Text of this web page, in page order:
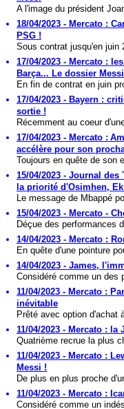
A l'image du président
18/04/2023 - Mercato :
PSG !
Sous contrat jusqu'en juin
17/04/2023 - Mercato :
Barça... Le dossier
En fin de contrat en juin
17/04/2023 - Bayern :
sortie !
Récemment au coeur
17/04/2023 - Mercato :
accélère pour son
Toujours en quête de son
15/04/2023 - Journal
la priorité d'Osimhen,
Le message de Mbappé
15/04/2023 - Mercato -
Déçue des performances
14/04/2023 - Mercato :
En quête d'une pointure
14/04/2023 - James,
Considéré comme un des
11/04/2023 - Mercato :
inévitable
Prêté avec option d'achat
11/04/2023 - Mercato :
Quatrième recrue la plus
11/04/2023 - Mercato :
Messi !
De plus en plus proche
11/04/2023 - Mercato :
Considéré comme un